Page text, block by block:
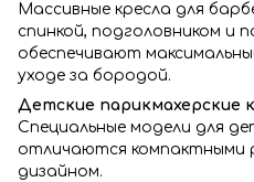
Массивные кресла для
спинкой, подголовником и
обеспечивают
уходе за бородой.
Детские парикмахерские
Специальные модели для
отличаются компактными
дизайном.